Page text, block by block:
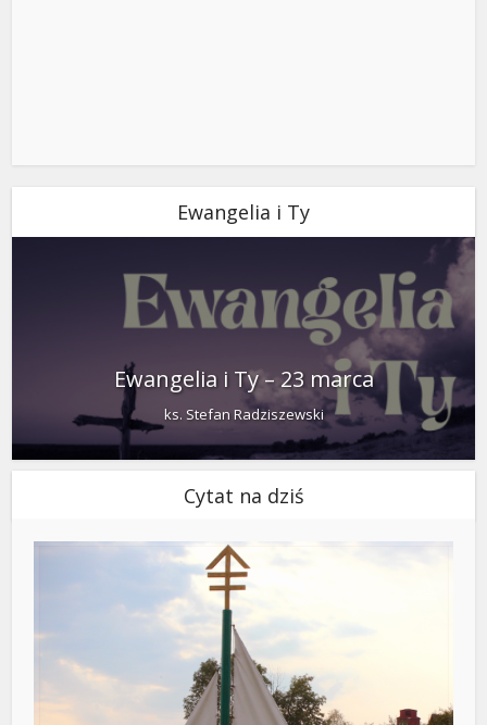
Ewangelia i Ty
Ewangelia i Ty – 23 marca
ks. Stefan Radziszewski
Cytat na dziś